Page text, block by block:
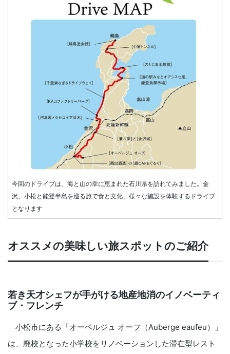
今回のドライブは、海と山の幸に恵まれた石川県を訪れてみました。金
沢、小松と能登半島を巡る旅で食と文化、様々な施設を体験するドライブ
となります
オススメの美味しい旅スポットのご紹介
若き天才シェフが手がける地産地消のイノベーティ
ブ・フレンチ
小松市にある「オーベルジュ オーフ（Auberge eaufeu）」
は、廃校となった小学校をリノベーションした滞在型レスト